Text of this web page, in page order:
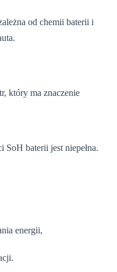
od chemii baterii i
który ma znaczenie
SoH baterii jest niepełna.
energii,